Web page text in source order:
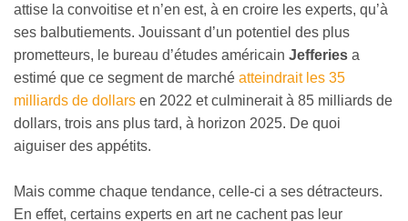
attise la convoitise et n’en est, à en croire les experts, qu’à
ses balbutiements. Jouissant d’un potentiel des plus
prometteurs, le bureau d’études américain Jefferies a
estimé que ce segment de marché atteindrait les 35
milliards de dollars en 2022 et culminerait à 85 milliards de
dollars, trois ans plus tard, à horizon 2025. De quoi
aiguiser des appétits.
Mais comme chaque tendance, celle-ci a ses détracteurs.
En effet, certains experts en art ne cachent pas leur